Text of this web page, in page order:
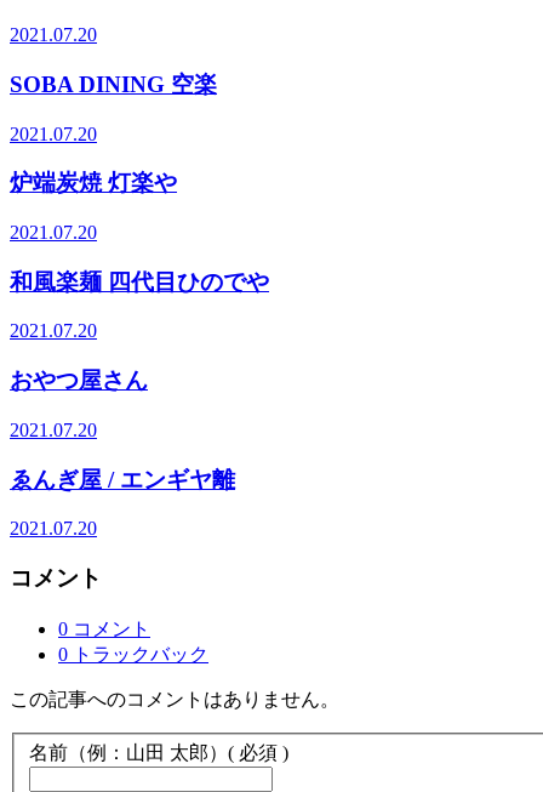
2021.07.20
SOBA DINING 空楽
2021.07.20
炉端炭焼 灯楽や
2021.07.20
和風楽麺 四代目ひのでや
2021.07.20
おやつ屋さん
2021.07.20
ゑんぎ屋 / エンギヤ離
2021.07.20
コメント
0 コメント
0 トラックバック
この記事へのコメントはありません。
名前（例：山田 太郎） ( 必須 )